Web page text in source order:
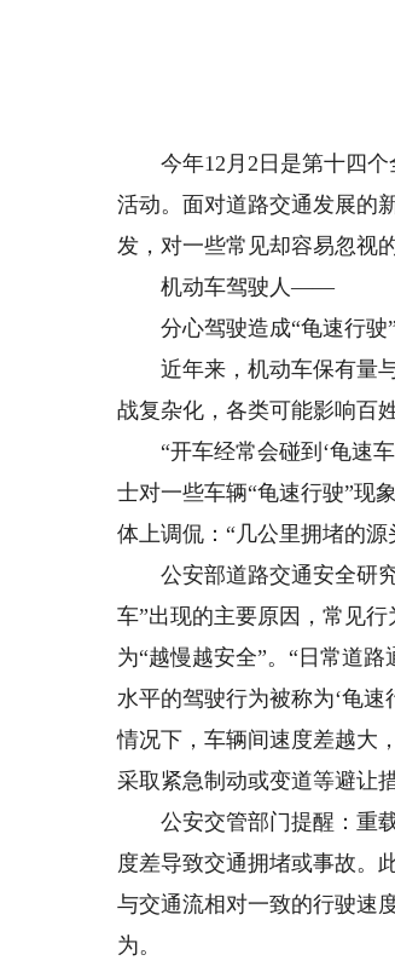
今年12月2日是第十四个
活动。面对道路交通发展的
发，对一些常见却容易忽视
机动车驾驶人——
分心驾驶造成“龟速行驶
近年来，机动车保有量与
战复杂化，各类可能影响百
“开车经常会碰到‘龟速车
士对一些车辆“龟速行驶”现
体上调侃：“几公里拥堵的源
公安部道路交通安全研究
车”出现的主要原因，常见
为“越慢越安全”。“日常道
水平的驾驶行为被称为‘龟
情况下，车辆间速度差越大
采取紧急制动或变道等避让
公安交管部门提醒：重载
度差导致交通拥堵或事故。
与交通流相对一致的行驶速
为。